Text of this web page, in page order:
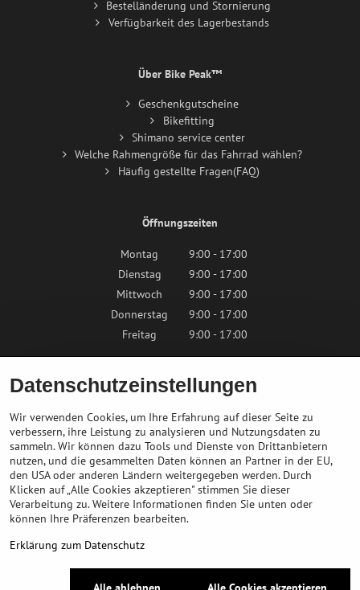
Bestelländerung und Stornierung
Verfügbarkeit des Lagerbestands
Über Bike Peak™
Geschenkgutscheine
Bikefitting
Shimano service center
Welche Rahmengröße für das Fahrrad wählen?
Häufig gestellte Fragen(FAQ)
Öffnungszeiten
Montag
9:00 - 17:00
Dienstag
9:00 - 17:00
Mittwoch
9:00 - 17:00
Donnerstag
9:00 - 17:00
Freitag
9:00 - 17:00
Samstag
9:00 - 12:00
Sonntag
Geschlossen
Kontaktieren Sie uns
info@bikepeak.at
+436764858804
© Urheberrecht
Datenschutzeinstellungen
Wir verwenden Cookies, um Ihre Erfahrung auf dieser Seite zu
verbessern, ihre Leistung zu analysieren und Nutzungsdaten zu
sammeln. Wir können dazu Tools und Dienste von Drittanbietern
nutzen, und die gesammelten Daten können an Partner in der EU,
den USA oder anderen Ländern weitergegeben werden. Durch
Klicken auf „Alle Cookies akzeptieren" stimmen Sie dieser
Verarbeitung zu. Weitere Informationen finden Sie unten oder
können Ihre Präferenzen bearbeiten.
Erklärung zum Datenschutz